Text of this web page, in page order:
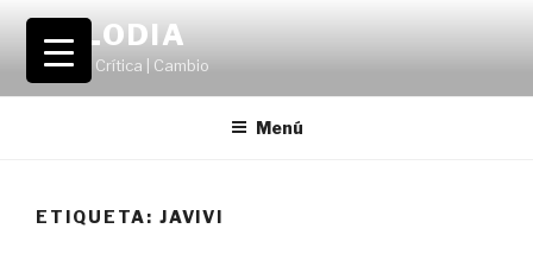
Saltar
contenido
VOLODIA
Teatro | Crítica | Cambio
Menú
ETIQUETA: JAVIVI